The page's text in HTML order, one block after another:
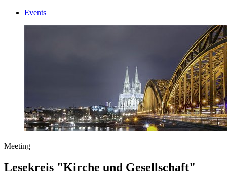
Events
Meeting
Lesekreis "Kirche und Gesellschaft"